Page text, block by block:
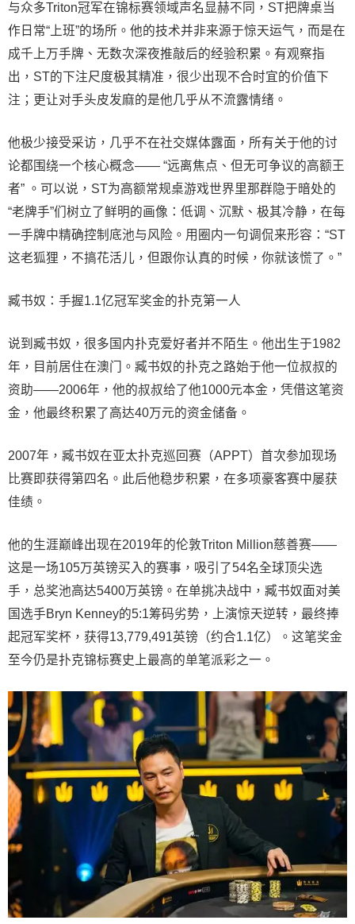
与众多Triton冠军在锦标赛领域声名显赫不同，ST把牌桌当
作日常“上班”的场所。他的技术并非来源于惊天运气，而是在
成千上万手牌、无数次深夜推敲后的经验积累。有观察指
出，ST的下注尺度极其精准，很少出现不合时宜的价值下
注；更让对手头皮发麻的是他几乎从不流露情绪。
他极少接受采访，几乎不在社交媒体露面，所有关于他的讨
论都围绕一个核心概念—— “远离焦点、但无可争议的高额王
者” 。可以说，ST为高额常规桌游戏世界里那群隐于暗处的
“老牌手”们树立了鲜明的画像：低调、沉默、极其冷静，在每
一手牌中精确控制底池与风险。用圈内一句调侃来形容：“ST
这老狐狸，不搞花活儿，但跟你认真的时候，你就该慌了。”
臧书奴：手握1.1亿冠军奖金的扑克第一人
说到臧书奴，很多国内扑克爱好者并不陌生。他出生于1982
年，目前居住在澳门。臧书奴的扑克之路始于他一位叔叔的
资助——2006年，他的叔叔给了他1000元本金，凭借这笔资
金，他最终积累了高达40万元的资金储备。
2007年，臧书奴在亚太扑克巡回赛（APPT）首次参加现场
比赛即获得第四名。此后他稳步积累，在多项豪客赛中屡获
佳绩。
他的生涯巅峰出现在2019年的伦敦Triton Million慈善赛——
这是一场105万英镑买入的赛事，吸引了54名全球顶尖选
手，总奖池高达5400万英镑。在单挑决战中，臧书奴面对美
国选手Bryn Kenney的5:1筹码劣势，上演惊天逆转，最终捧
起冠军奖杯，获得13,779,491英镑（约合1.1亿）。这笔奖金
至今仍是扑克锦标赛史上最高的单笔派彩之一。